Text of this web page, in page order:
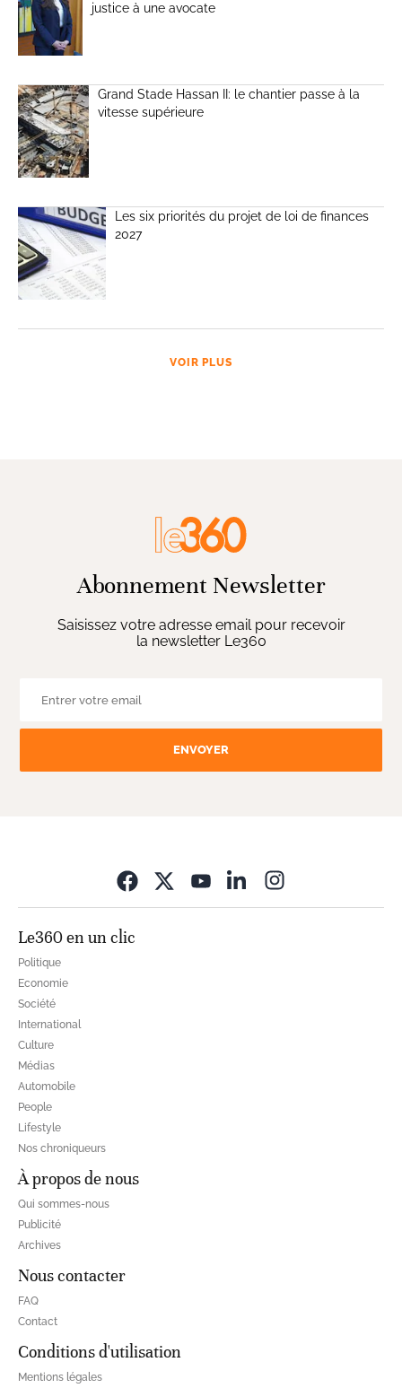
justice à une avocate
Grand Stade Hassan II: le chantier passe à la
vitesse supérieure
Les six priorités du projet de loi de finances
2027
VOIR PLUS
Abonnement Newsletter
Saisissez votre adresse email pour recevoir
la newsletter Le360
ENVOYER
Le360 en un clic
Politique
Economie
Société
International
Culture
Médias
Automobile
People
Lifestyle
Nos chroniqueurs
À propos de nous
Qui sommes-nous
Publicité
Archives
Nous contacter
FAQ
Contact
Conditions d'utilisation
Mentions légales